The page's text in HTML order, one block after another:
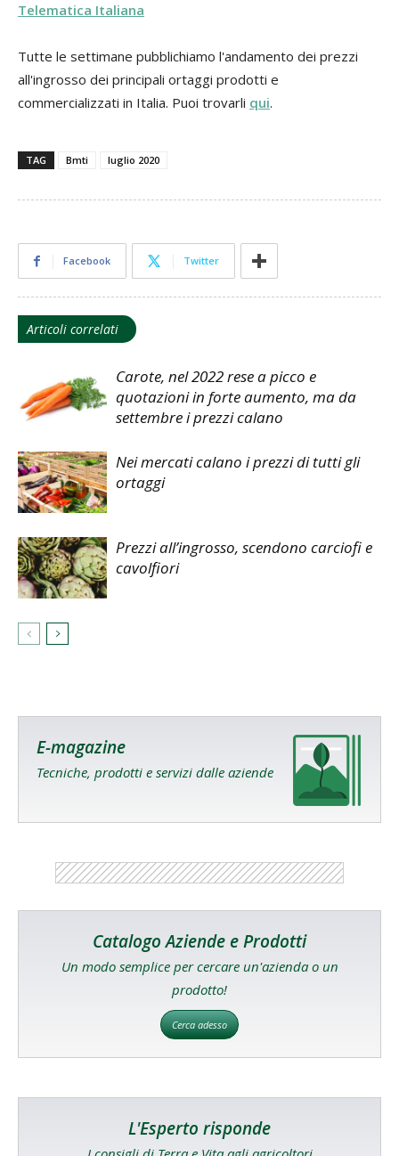
Telematica Italiana
Tutte le settimane pubblichiamo l'andamento dei prezzi
all'ingrosso dei principali ortaggi prodotti e
commercializzati in Italia. Puoi trovarli qui.
TAG Bmti luglio 2020
Facebook Twitter
Articoli correlati
Carote, nel 2022 rese a picco e
quotazioni in forte aumento, ma da
settembre i prezzi calano
Nei mercati calano i prezzi di tutti gli
ortaggi
Prezzi all’ingrosso, scendono carciofi e
cavolfiori
E-magazine
Tecniche, prodotti e servizi dalle aziende
Catalogo Aziende e Prodotti
Un modo semplice per cercare un'azienda o un
prodotto!
Cerca adesso
L'Esperto risponde